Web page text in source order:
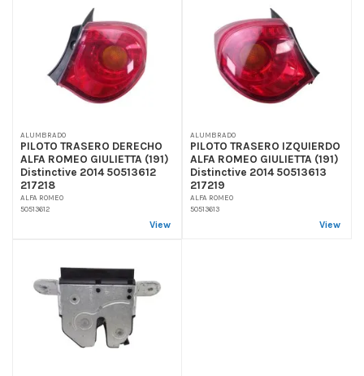
ALUMBRADO
PILOTO TRASERO DERECHO
ALFA ROMEO GIULIETTA (191)
Distinctive 2014 50513612
217218
ALFA ROMEO
50513612
View
ALUMBRADO
PILOTO TRASERO IZQUIERDO
ALFA ROMEO GIULIETTA (191)
Distinctive 2014 50513613
217219
ALFA ROMEO
50513613
View